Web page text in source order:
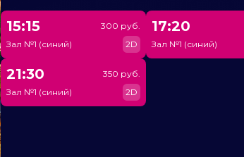
15:15
Зал №1 (синий)
300 руб.
2D
17:20
Зал №1 (синий)
21:30
Зал №1 (синий)
350 руб.
2D